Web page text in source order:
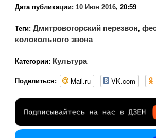
Дата публикации: 10 Июн 2016, 20:59
Теги: Дмитровогорский перезвон,
колокольного звона
Категории: Культура
Поделиться: Mail.ru VK.com